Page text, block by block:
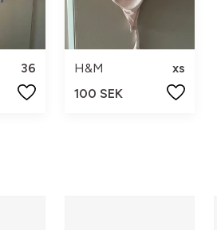
36
H&M
xs
100 SEK